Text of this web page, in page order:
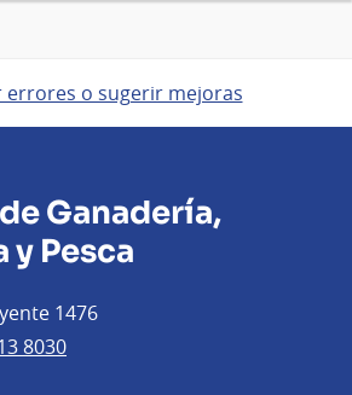
errores o sugerir mejoras
Ganadería,
Pesca
1476
8030